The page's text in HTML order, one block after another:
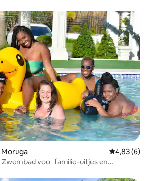
Gemiddelde
4,83 (6)
Zwembad voor familie-uitjes en